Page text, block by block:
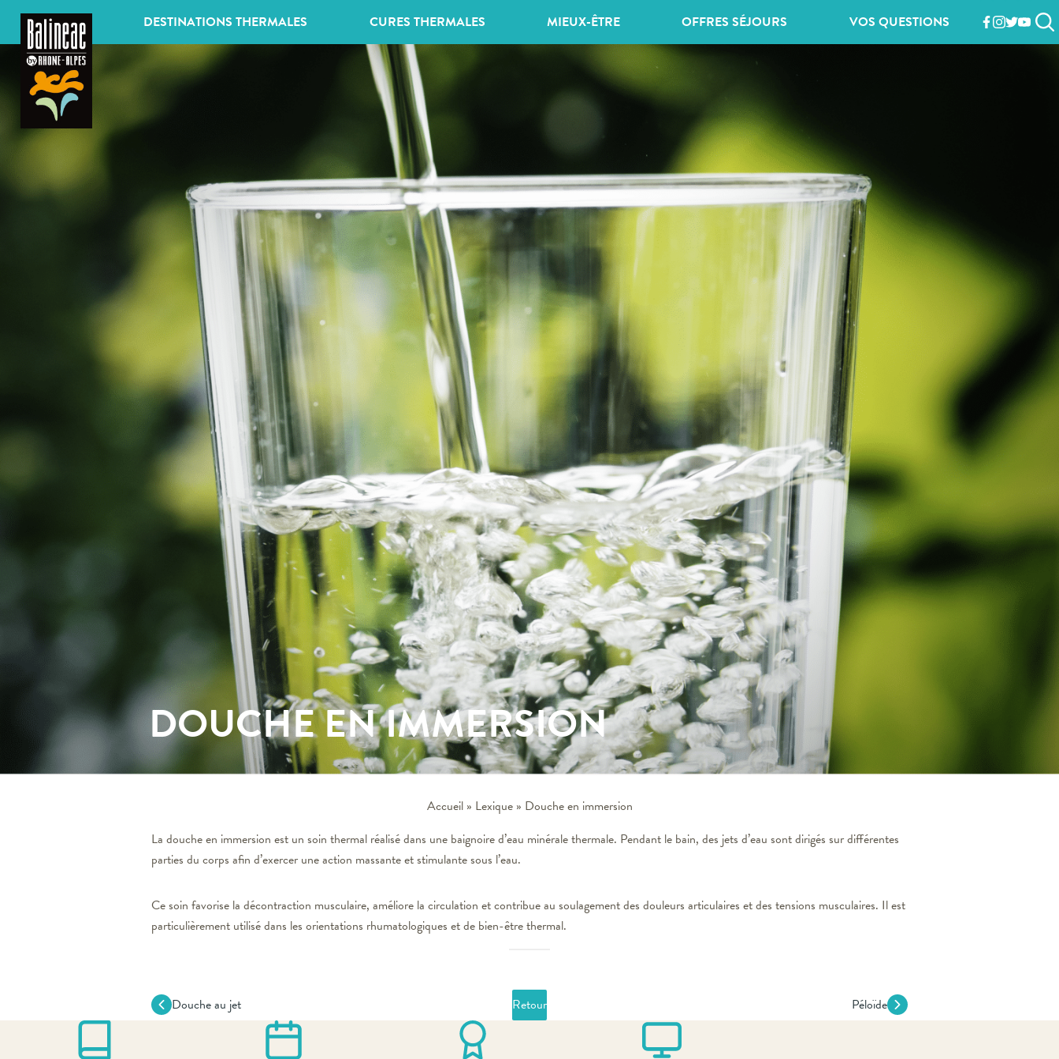
DESTINATIONS THERMALES CURES THERMALES MIEUX-ÊTRE OFFRES SÉJOURS VOS QUESTIONS facebook
instagram
twitter
DOUCHE EN IMMERSION
Accueil» Lexique» Douche en immersion
La douche en immersion est un soin thermal réalisé dans une baignoire d’eau minérale thermale. Pendant le bain, des jets d’eau sont dirigés sur différentes
parties du corps afin d’exercer une action massante et stimulante sous l’eau.
Ce soin favorise la décontraction musculaire, améliore la circulation et contribue au soulagement des douleurs articulaires et des tensions musculaires. Il est
particulièrement utilisé dans les orientations rhumatologiques et de bien-être thermal.
Douche au jet Retour Péloïde
Panneau de gestion des cookies